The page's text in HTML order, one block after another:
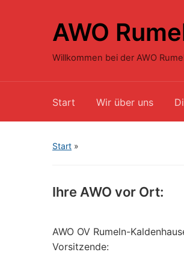
AWO
Willkommen bei der AWO
Start Wir über uns
Start »
Ihre AWO vor Ort:
AWO OV Rumeln-
Vorsitzende: